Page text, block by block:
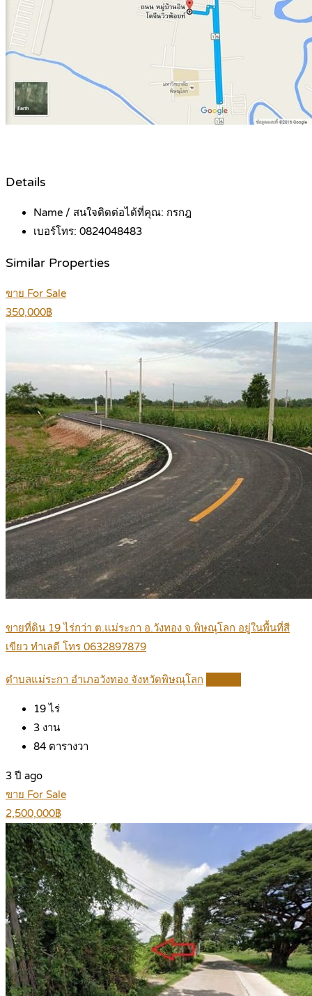
Details
Name / สนใจติดต่อได้ที่คุณ: กรกฎ
เบอร์โทร: 0824048483
Similar Properties
ขาย For Sale
350,000฿
ขายที่ดิน 19 ไร่กว่า ต.แม่ระกา อ.วังทอง จ.พิษณุโลก อยู่ในพื้นที่สี
เขียว ทำเลดี โทร 0632897879
ตำบลแม่ระกา อำเภอวังทอง จังหวัดพิษณุโลก
19 ไร่
3 งาน
84 ตารางวา
3 ปี ago
ขาย For Sale
2,500,000฿